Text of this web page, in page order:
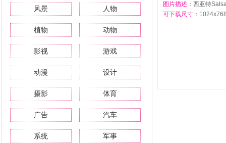
风景 人物
植物 动物
影视 游戏
动漫 设计
摄影 体育
广告 汽车
系统 军事
图片描述 ：西亚特
可下载尺寸 ：